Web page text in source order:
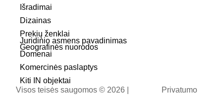
Išradimai
Dizainas
Prekių ženklai
Geografinės nuorodos
Juridinio asmens pavadinimas
Domenai
Komercinės paslaptys
Kiti IN objektai
Visos teisės saugomos © 2026 |
Privatumo